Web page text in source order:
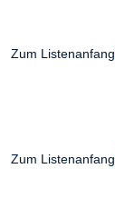
Zum Listenanfang
Zum Listenanfang